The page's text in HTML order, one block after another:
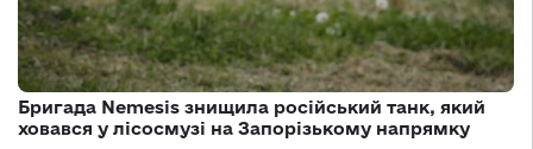
Бригада Nemesis знищила російський танк, який
ховався у лісосмузі на Запорізькому напрямку